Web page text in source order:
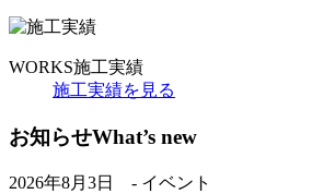
WORKS施工実績
施工実績を見る
お知らせWhat’s new
2026年8月3日 - イベント